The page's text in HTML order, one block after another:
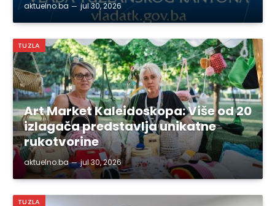
aktuelno.ba jul 30, 2026
TUZLA
Art Market Kaleidoskopa: Više od 20
izlagača predstavlja unikatne
rukotvorine
aktuelno.ba jul 30, 2026
TUZLA